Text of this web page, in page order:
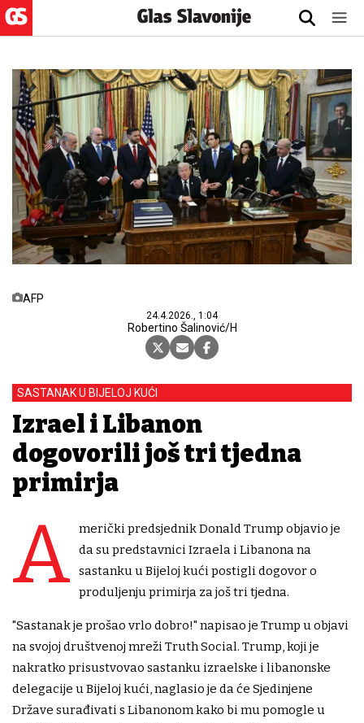
AFP
24.4.2026., 1:04
Robertino Šalinović/H
SASTANAK U BIJELOJ KUĆI
Izrael i Libanon
dogovorili još tri tjedna
primirja
A
merički predsjednik Donald Trump objavio je
da su predstavnici Izraela i Libanona na
sastanku u Bijeloj kući postigli dogovor o
produljenju primirja za još tri tjedna.
"Sastanak je prošao vrlo dobro!" napisao je Trump u objavi
na svojoj društvenoj mreži Truth Social. Trump, koji je
nakratko prisustvovao sastanku izraelske i libanonske
delegacije u Bijeloj kući, naglasio je da će Sjedinjene
Države surađivati ​​s Libanonom kako bi mu pomogle u